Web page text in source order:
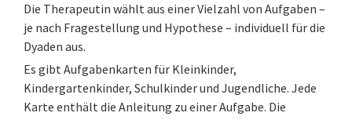
Die Therapeutin wählt aus einer Vielzahl von Aufgaben –
je nach Fragestellung und Hypothese – individuell für die
Dyaden aus.
Es gibt Aufgabenkarten für Kleinkinder,
Kindergartenkinder, Schulkinder und Jugendliche. Jede
Karte enthält die Anleitung zu einer Aufgabe. Die